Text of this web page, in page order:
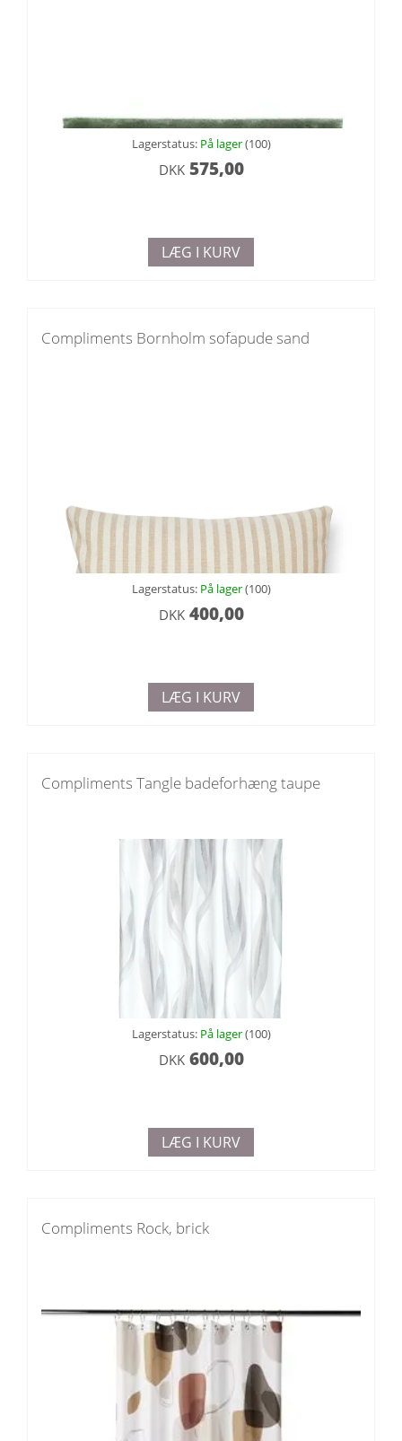
Lagerstatus: På lager(100)
DKK575,00
LÆG I KURV
Compliments Bornholm sofapude sand
Lagerstatus: På lager(100)
DKK400,00
LÆG I KURV
Compliments Tangle badeforhæng taupe
Lagerstatus: På lager(100)
DKK600,00
LÆG I KURV
Compliments Rock, brick